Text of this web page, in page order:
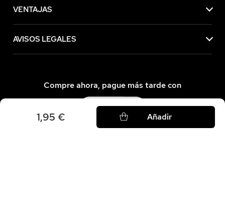
1,95 € Añadir
VENTAJAS
AVISOS LEGALES
Compre ahora, pague más tarde con